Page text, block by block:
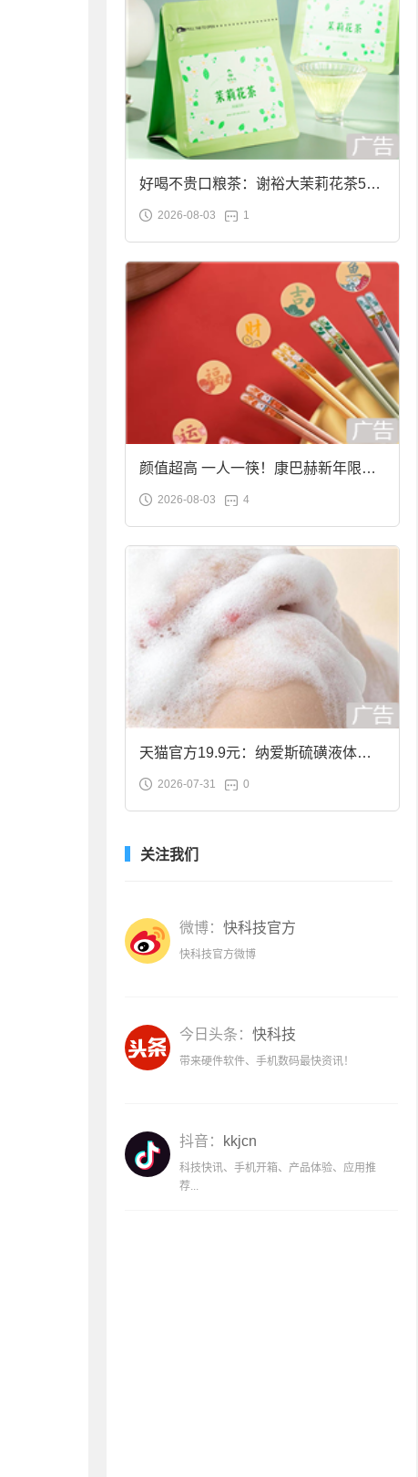
好喝不贵口粮茶：谢裕大茉莉花茶50g
袋装9.9元到手
2026-08-03 1
颜值超高 一人一筷！康巴赫新年限定
合金筷子大促：19.9元
2026-08-03 4
天猫官方19.9元：纳爱斯硫磺液体香
皂2斤大促
2026-07-31 0
关注我们
微博： 快科技官方
快科技官方微博
今日头条： 快科技
带来硬件软件、手机数码最快资讯！
抖音： kkjcn
科技快讯、手机开箱、产品体验、应用推
荐...